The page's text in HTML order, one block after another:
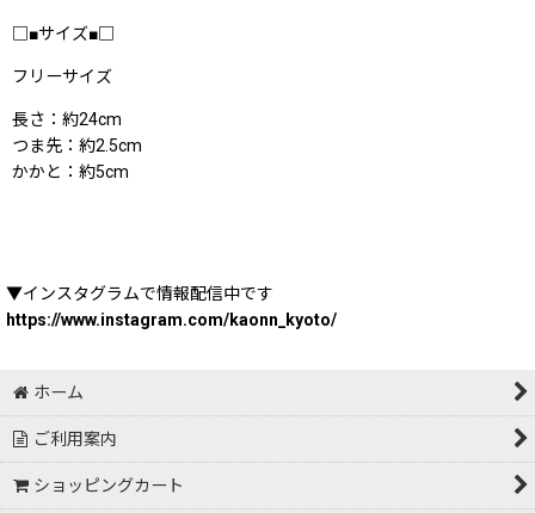
□■サイズ■□
フリーサイズ
長さ：約24cm
つま先：約2.5cm
かかと：約5cm
▼インスタグラムで情報配信中です
https://www.instagram.com/kaonn_kyoto/
ホーム
ご利用案内
ショッピングカート